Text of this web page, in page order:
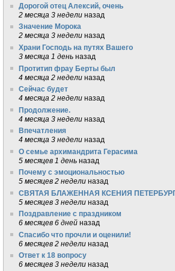
Дорогой отец Алексий, очень
2 месяца 3 недели назад
Значение Морока
2 месяца 3 недели назад
Храни Господь на путях Вашего
3 месяца 1 день назад
Протитип фрау Берты был
4 месяца 2 недели назад
Сейчас будет
4 месяца 2 недели назад
Продолжение.
4 месяца 3 недели назад
Впечатления
4 месяца 3 недели назад
О семье архимандрита Герасима
5 месяцев 1 день назад
Почему с эмоциональностью
5 месяцев 2 недели назад
СВЯТАЯ БЛАЖЕННАЯ КСЕНИЯ
5 месяцев 3 недели назад
Поздравление с праздником
6 месяцев 6 дней назад
Спасибо что прочли и оценили!
6 месяцев 2 недели назад
Ответ к 18 вопросу
6 месяцев 3 недели назад